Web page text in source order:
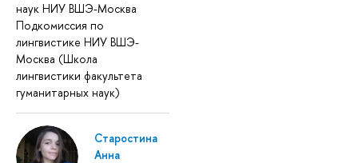
наук НИУ ВШЭ-Москва
Подкомиссия по
лингвистике НИУ ВШЭ-
Москва (Школа
лингвистики факультета
гуманитарных наук)
Старостина
Анна